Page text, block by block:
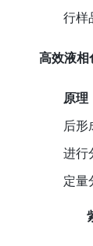
行样
高效液相
原理
后形
进行
定量